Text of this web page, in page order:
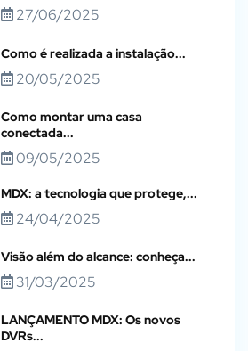
27/06/2025
Como é realizada a instalação...
20/05/2025
Como montar uma casa
conectada...
09/05/2025
MDX: a tecnologia que protege,...
24/04/2025
Visão além do alcance: conheça...
31/03/2025
LANÇAMENTO MDX: Os novos
DVRs...